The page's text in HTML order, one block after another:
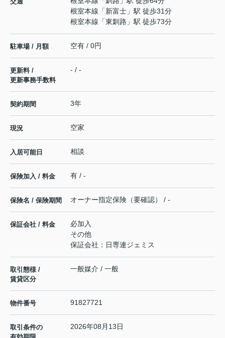
根室本線 「新富士 」駅 徒歩31分
根室本線 「東釧路 」駅 徒歩73分
駐車場 / 月額 空有 / 0円
更新料 /
更新事務手数料
- / -
契約期間 3年
現況 空家
入居可能日 相談
保険加入 / 料金 有 / -
保険名 / 保険期間 オーナー指定保険（要確認） / -
保証会社 / 料金
必加入
その他
保証会社：日専連ジェミス
取引態様 /
賃貸区分
一般媒介 / 一般
物件番号 91827721
取引条件の
2026年08月13日